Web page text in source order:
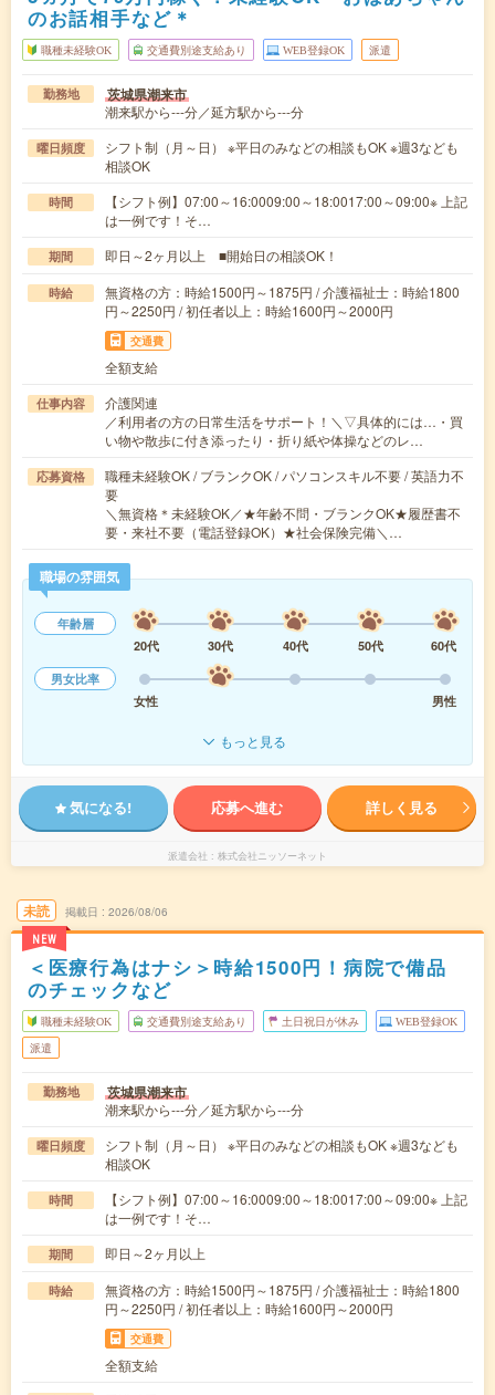
のお話相手など＊
職種未経験OK 交通費別途支給あり WEB登録OK 派遣
勤務地 茨城県潮来市
潮来駅から---分／延方駅から---分
曜日頻度
シフト制（月～日） ※平日のみなどの相談もOK ※週3なども
相談OK
時間
【シフト例】07:00～16:0009:00～18:0017:00～09:00※ 上記
は一例です！そ…
期間 即日～2ヶ月以上 ■開始日の相談OK！
時給
無資格の方：時給1500円～1875円 / 介護福祉士：時給1800
円～2250円 / 初任者以上：時給1600円～2000円
交通費
全額支給
仕事内容
介護関連
／利用者の方の日常生活をサポート！＼▽具体的には…・買
い物や散歩に付き添ったり・折り紙や体操などのレ…
応募資格
職種未経験OK / ブランクOK / パソコンスキル不要 / 英語力不
要
＼無資格＊未経験OK／★年齢不問・ブランクOK★履歴書不
要・来社不要（電話登録OK）★社会保険完備＼…
職場の雰囲気
年齢層
20代
30代 40代 50代
60代
男女比率
女性
男性
もっと見る
気になる! 応募へ進む 詳しく見る
派遣会社 株式会社ニッソーネット
未読
NEW
掲載日 2026/08/06
＜医療行為はナシ＞時給1500円！病院で備品
のチェックなど
職種未経験OK 交通費別途支給あり 土日祝日が休み WEB登録OK
派遣
勤務地 茨城県潮来市
潮来駅から---分／延方駅から---分
曜日頻度
シフト制（月～日） ※平日のみなどの相談もOK ※週3なども
相談OK
時間
【シフト例】07:00～16:0009:00～18:0017:00～09:00※ 上記
は一例です！そ…
期間 即日～2ヶ月以上
時給
無資格の方：時給1500円～1875円 / 介護福祉士：時給1800
円～2250円 / 初任者以上：時給1600円～2000円
交通費
全額支給